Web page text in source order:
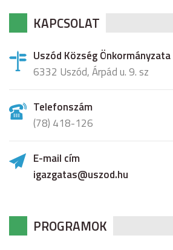
KAPCSOLAT
Uszód Község Önkormányzata
6332 Uszód, Árpád u. 9. sz
Telefonszám
(78) 418-126
E-mail cím
igazgatas@uszod.hu
PROGRAMOK